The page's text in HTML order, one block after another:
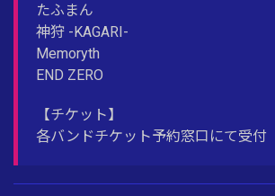
たふまん
神狩 -KAGARI-
Memoryth
END ZERO
【チケット】
各バンドチケット予約窓口にて受付